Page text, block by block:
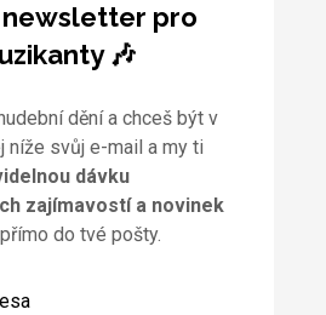
pro
🎶
dění a chceš být v
níže svůj e-mail a my ti
dávku
zajímavostí a novinek
do tvé pošty.